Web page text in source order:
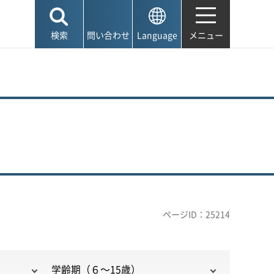
検索 問い合わせ Language メニュー
ページID：25214
学齢期（６～15歳）